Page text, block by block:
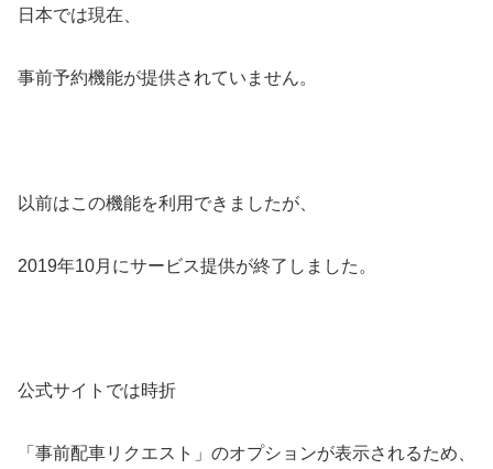
日本では現在、
事前予約機能が提供されていません。
以前はこの機能を利用できましたが、
2019年10月にサービス提供が終了しました。
公式サイトでは時折
「事前配車リクエスト」のオプションが表示されるため、